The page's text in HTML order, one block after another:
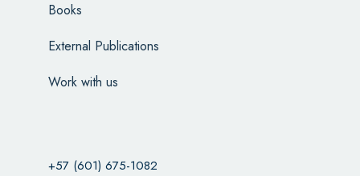
Books
External Publications
Work with us
+57 (601) 675-1082